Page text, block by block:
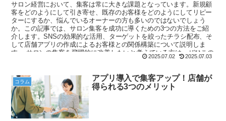
サロン経営において、集客は常に大きな課題となっています。新規顧
客をどのようにして引き寄せ、既存のお客様をどのようにしてリピー
ターにするか、悩んでいるオーナーの方も多いのではないでしょう
か。この記事では、サロン集客を成功に導くための3つの方法をご紹
介します。SNSの効果的な活用、ターゲットを絞ったチラシ配布、そ
して店舗アプリの作成によるお客様との関係構築について説明しま
す。 サロンの集客を飛躍的に改善したいと考えている方は、ぜひこの
記事を読んでみてください。新たなアイデアやヒントが見つかること
2025.07.02 2025.07.03
コラム
アプリ導入で集客アップ！店舗が
得られる3つのメリット